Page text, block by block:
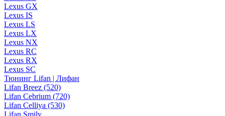
Lexus GX
Lexus IS
Lexus LS
Lexus LX
Lexus NX
Lexus RC
Lexus RX
Lexus SC
Тюнинг Lifan | Лифан
Lifan Breez (520)
Lifan Cebrium (720)
Lifan Celliya (530)
Lifan Smily